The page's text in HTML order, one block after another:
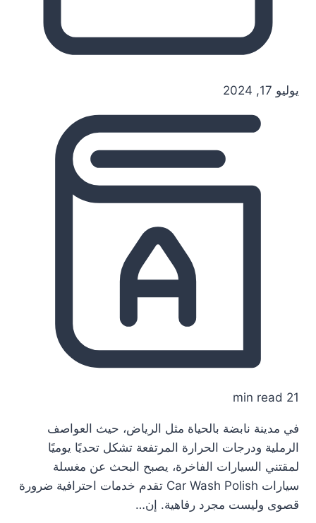
يوليو 17, 2024
21 min read
في مدينة نابضة بالحياة مثل الرياض، حيث العواصف
الرملية ودرجات الحرارة المرتفعة تشكل تحديًا يوميًا
لمقتني السيارات الفاخرة، يصبح البحث عن مغسلة
سيارات Car Wash Polish تقدم خدمات احترافية ضرورة
قصوى وليست مجرد رفاهية. إن…